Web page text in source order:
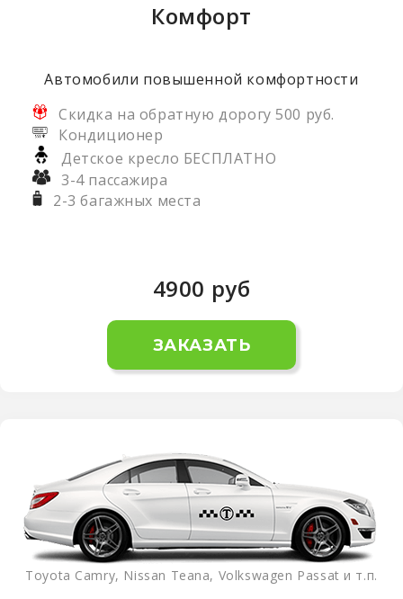
Комфорт
Автомобили повышенной комфортности
Скидка на обратную дорогу 500 руб.
Кондиционер
Детское кресло БЕСПЛАТНО
3-4 пассажира
2-3 багажных места
4900 руб
ЗАКАЗАТЬ
Toyota Camry, Nissan Teana, Volkswagen Passat и т.п.